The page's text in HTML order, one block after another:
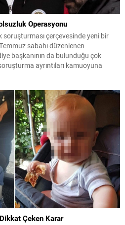
Operasyonu
çerçevesinde yeni bir
sabahı düzenlenen
başkanının da bulunduğu çok
ayrıntıları kamuoyuna
ise firma yetkilisi olduğu bildirildi.
Belediye Başkanı...
Çeken Karar